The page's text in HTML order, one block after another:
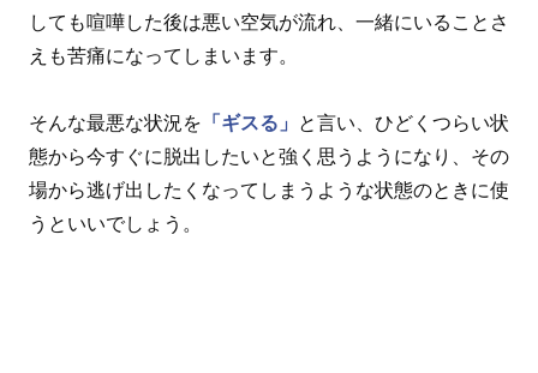
しても喧嘩した後は悪い空気が流れ、一緒にいることさ
えも苦痛になってしまいます。
そんな最悪な状況を 「ギスる」
と言い、ひどくつらい状
態から今すぐに脱出したいと強く思うようになり、その
場から逃げ出したくなってしまうような状態のときに使
うといいでしょう。